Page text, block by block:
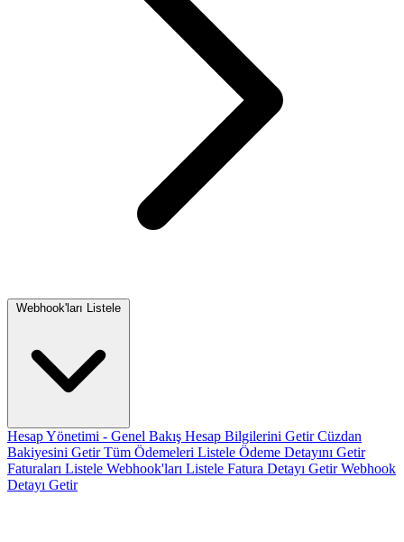
Webhook'ları Listele
Hesap Yönetimi - Genel Bakış Hesap Bilgilerini GetirCüzdan
Bakiyesini GetirTüm Ödemeleri Listele Ödeme Detayını Getir
Faturaları Listele Webhook'ları Listele Fatura Detayı GetirWebhook
Detayı Getir